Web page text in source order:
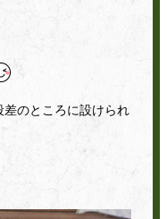
のところに設けられ